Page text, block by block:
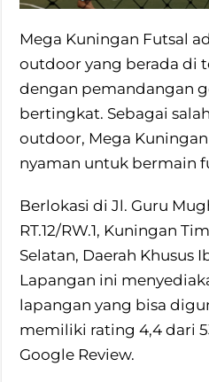
Mega Kuningan Futsal
outdoor yang berada di
dengan pemandangan
bertingkat. Sebagai
outdoor, Mega
nyaman untuk bermain
Berlokasi di Jl. Guru
RT.12/RW.1, Kuningan
Selatan, Daerah Khusus
Lapangan ini
lapangan yang bisa
memiliki rating 4,4 dari
Google Review.